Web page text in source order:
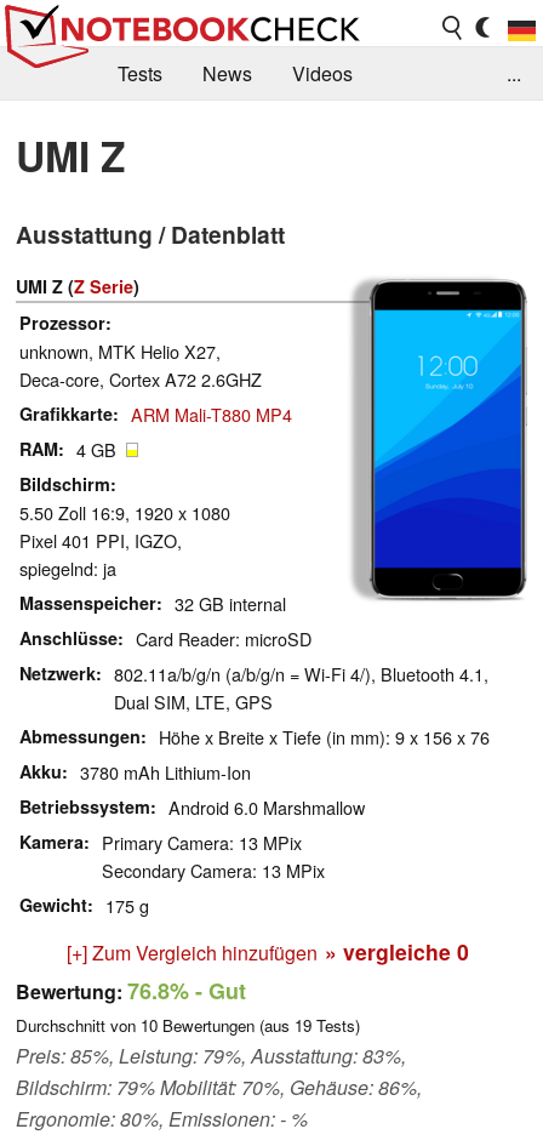
Tests News
Videos
Kaufberatung
Forum
...
UMI Z
Ausstattung / Datenblatt
UMI Z (Z Serie)
Prozessor
unknown, MTK Helio X27,
Deca-core, Cortex A72 2.6GHZ
Grafikkarte ARM Mali-T880 MP4
RAM 4 GB
Bildschirm
5.50 Zoll 16:9, 1920 x 1080
Pixel 401 PPI, IGZO,
spiegelnd: ja
Massenspeicher 32 GB internal
Anschlüsse Card Reader: microSD
Netzwerk
802.11a/b/g/n (a/b/g/n = Wi-Fi 4/), Bluetooth 4.1,
Dual SIM, LTE, GPS
Abmessungen Höhe x Breite x Tiefe (in mm): 9 x 156 x 76
Akku 3780 mAh Lithium-Ion
Betriebssystem Android 6.0 Marshmallow
Kamera
Primary Camera: 13 MPix
Secondary Camera: 13 MPix
Gewicht 175 g
[+] Zum Vergleich hinzufügen » vergleiche 0
Bewertung: 76.8%- Gut
Durchschnitt von 10 Bewertungen (aus 19 Tests)
Preis: 85%, Leistung: 79%, Ausstattung: 83%,
Bildschirm: 79% Mobilität: 70%, Gehäuse: 86%,
Ergonomie: 80%, Emissionen: - %